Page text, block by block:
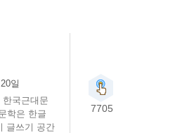
일
국근대문
학은 한글
글쓰기 공간
7705